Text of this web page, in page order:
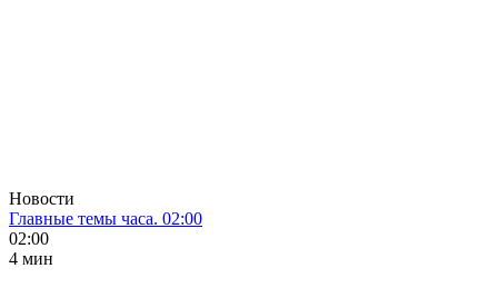
Новости
Главные темы часа. 02:00
02:00
4 мин